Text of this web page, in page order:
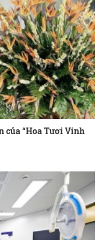
của “Hoa Tươi Vinh